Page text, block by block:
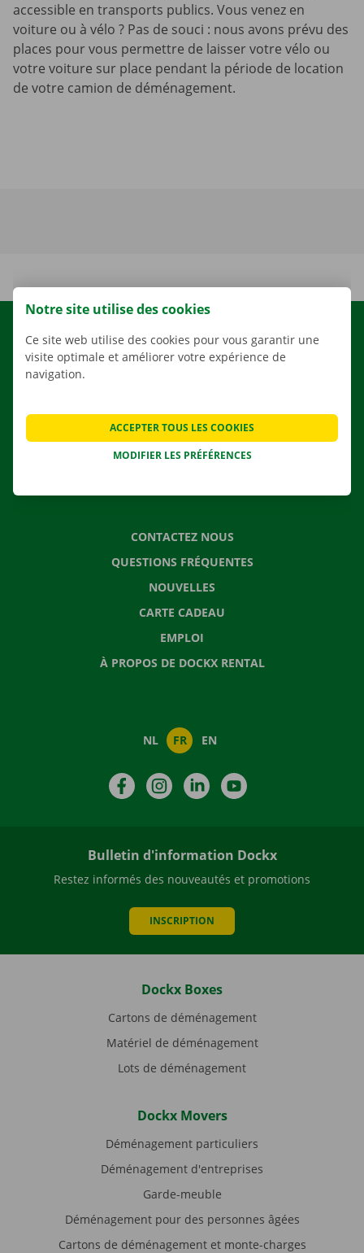
accessible en transports publics. Vous venez en
voiture ou à vélo ? Pas de souci : nous avons prévu des
places pour vous permettre de laisser votre vélo ou
votre voiture sur place pendant la période de location
de votre camion de déménagement.
LOCATION
NOS VÉHICULES
APPLI
SOLUTIONS DE DÉMÉNAGEMENT
CONTACTEZ NOUS
QUESTIONS FRÉQUENTES
NOUVELLES
CARTE CADEAU
EMPLOI
À PROPOS DE DOCKX RENTAL
NL FR EN
FacebookInstagramLinkedIn
Bulletin d'information Dockx
Restez informés des nouveautés et promotions
INSCRIPTION
Dockx Boxes
Cartons de déménagement
Matériel de déménagement
Lots de déménagement
Dockx Movers
Déménagement particuliers
Déménagement d'entreprises
Garde-meuble
Déménagement pour des personnes âgées
Cartons de déménagement et monte-charges
Notre site utilise des cookies
Ce site web utilise des cookies pour vous garantir une
visite optimale et améliorer votre expérience de
navigation.
MODIFIER LES PRÉFÉRENCES
ACCEPTER TOUS LES COOKIES